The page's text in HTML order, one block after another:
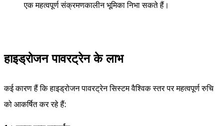
एक महत्वपूर्ण संक्रमणकालीन भूमिका निभा सकते हैं।
हाइड्रोजन पावरट्रेन के लाभ
कई कारण हैं कि हाइड्रोजन पावरट्रेन सिस्टम वैश्विक स्तर पर महत्वपूर्ण रुचि
को आकर्षित कर रहे हैं: